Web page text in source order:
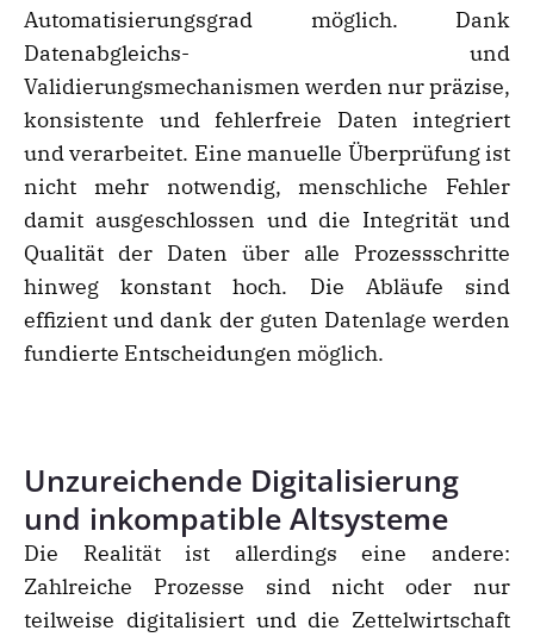
Automatisierungsgrad möglich. Dank
Datenabgleichs- und
Validierungsmechanismen werden nur präzise,
konsistente und fehlerfreie Daten integriert
und verarbeitet. Eine manuelle Überprüfung ist
nicht mehr notwendig, menschliche Fehler
damit ausgeschlossen und die Integrität und
Qualität der Daten über alle Prozessschritte
hinweg konstant hoch. Die Abläufe sind
effizient und dank der guten Datenlage werden
fundierte Entscheidungen möglich.
Unzureichende Digitalisierung
und inkompatible Altsysteme
Die Realität ist allerdings eine andere:
Zahlreiche Prozesse sind nicht oder nur
teilweise digitalisiert und die Zettelwirtschaft